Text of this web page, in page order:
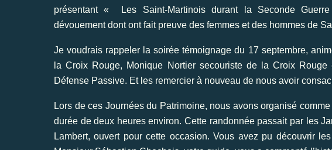
présentant « Les Saint-Martinois durant la Seconde
dévouement dont ont fait preuve des femmes et des hommes de
Je voudrais rappeler la soirée témoignage du 17 septembre,
la Croix Rouge, Monique Nortier secouriste de la Croix
Défense Passive. Et les remercier à nouveau de nous avoir
Lors de ces Journées du Patrimoine, nous avons organisé
durée de deux heures environ. Cette randonnée passait par les
Lambert, ouvert pour cette occasion. Vous avez pu découvrir